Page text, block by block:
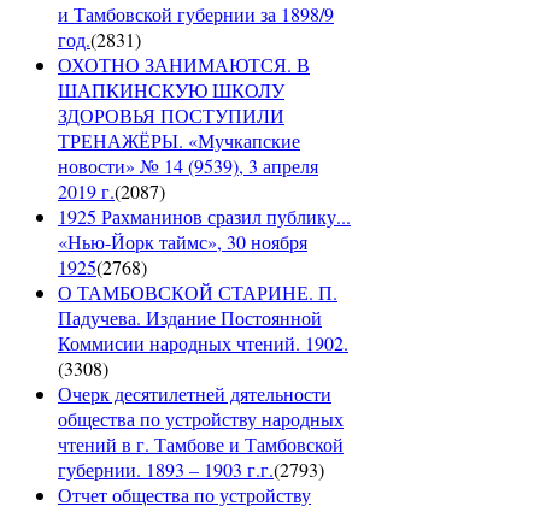
и Тамбовской губернии за 1898/9
год.(2831)
ОХОТНО ЗАНИМАЮТСЯ. В
ШАПКИНСКУЮ ШКОЛУ
ЗДОРОВЬЯ ПОСТУПИЛИ
ТРЕНАЖЁРЫ. «Мучкапские
новости» № 14 (9539), 3 апреля
2019 г.(2087)
1925 Рахманинов сразил публику...
«Нью-Йорк таймс», 30 ноября
1925(2768)
О ТАМБОВСКОЙ СТАРИНЕ. П.
Падучева. Издание Постоянной
Коммисии народных чтений. 1902.
(3308)
Очерк десятилетней дятельности
общества по устройству народных
чтений в г. Тамбове и Тамбовской
губернии. 1893 – 1903 г.г.(2793)
Отчет общества по устройству